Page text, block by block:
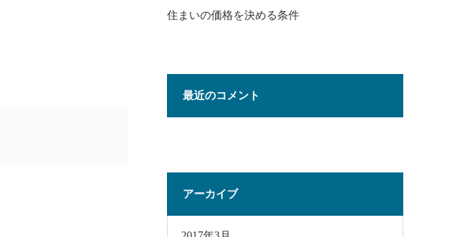
住まいの価格を決める条件
最近のコメント
アーカイブ